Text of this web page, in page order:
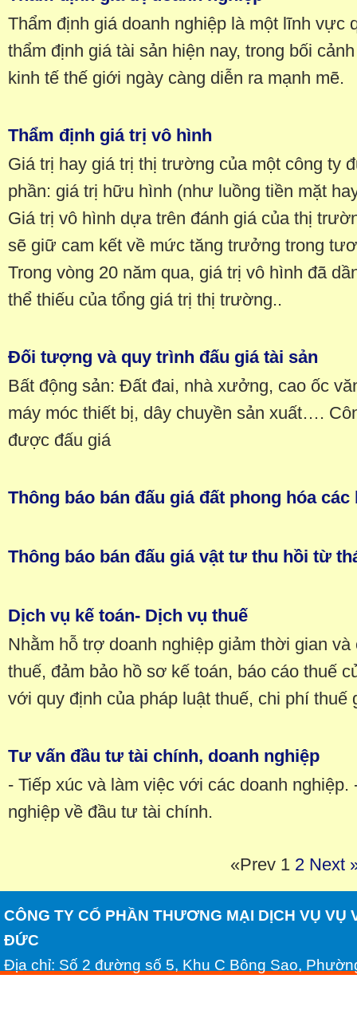
Thẩm định giá doanh nghiệp là một lĩnh vực
thẩm định giá tài sản hiện nay, trong bối
kinh tế thế giới ngày càng diễn ra mạnh mẽ.
Thẩm định giá trị vô hình
Giá trị hay giá trị thị trường của một công ty
phần: giá trị hữu hình (như luồng tiền mặt
Giá trị vô hình dựa trên đánh giá của thị
sẽ giữ cam kết về mức tăng trưởng trong
Trong vòng 20 năm qua, giá trị vô hình đã
thể thiếu của tổng giá trị thị trường..
Đối tượng và quy trình đấu giá tài sản
Bất động sản: Đất đai, nhà xưởng, cao ốc
máy móc thiết bị, dây chuyền sản xuất….
được đấu giá
Thông báo bán đấu giá đất phong hóa các
Thông báo bán đấu giá vật tư thu hồi từ
Dịch vụ kế toán- Dịch vụ thuế
Nhằm hỗ trợ doanh nghiệp giảm thời gian
thuế, đảm bảo hồ sơ kế toán, báo cáo thuế
với quy định của pháp luật thuế, chi phí thuế
Tư vấn đầu tư tài chính, doanh nghiệp
- Tiếp xúc và làm việc với các doanh
nghiệp về đầu tư tài chính.
«Prev 1 2 Next
CÔNG TY CỔ PHẦN THƯƠNG MẠI DỊCH VỤ VỤ
ĐỨC
Địa chỉ: Số 2 đường số 5, Khu C Bông Sao,